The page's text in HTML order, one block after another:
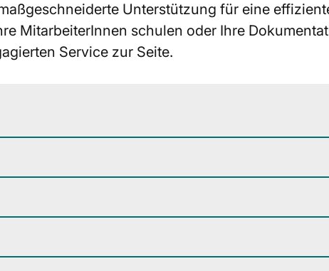
Unterstützung für eine
MitarbeiterInnen schulen oder Ihre
Service zur Seite.